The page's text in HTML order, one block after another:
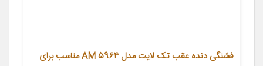
فشنگی دنده عقب تک لایت مدل AM 5964 مناسب برای